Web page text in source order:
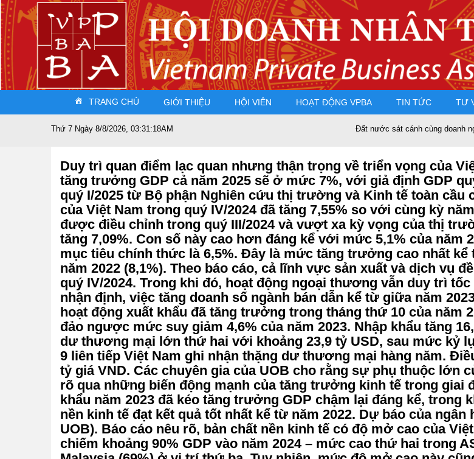
TRANG CHỦ GIỚI THIỆU HỘI VIÊN HOẠT ĐỘNG VPBA TIN TỨC TƯ
Thứ 7 Ngày 8/8/2026, 03:31:19AM Đất nước sát cánh cùng doanh nghiệp
Duy trì quan điểm lạc quan nhưng thận trọng về triển vọng của
tăng trưởng GDP cả năm 2025 sẽ ở mức 7%, với giả định GDP
quý I/2025 từ Bộ phận Nghiên cứu thị trường và Kinh tế toàn cầu
của Việt Nam trong quý IV/2024 đã tăng 7,55% so với cùng kỳ
được điều chỉnh trong quý III/2024 và vượt xa kỳ vọng của thị
tăng 7,09%. Con số này cao hơn đáng kể với mức 5,1% của
mục tiêu chính thức là 6,5%. Đây là mức tăng trưởng cao nhất
năm 2022 (8,1%). Theo báo cáo, cả lĩnh vực sản xuất và dịch vụ
quý IV/2024. Trong khi đó, hoạt động ngoại thương vẫn duy trì
nhận định, việc tăng doanh số ngành bán dẫn kể từ giữa năm
hoạt động xuất khẩu đã tăng trưởng trong tháng thứ 10 của năm
đảo ngược mức suy giảm 4,6% của năm 2023. Nhập khẩu tăng
dư thương mại lớn thứ hai với khoảng 23,9 tỷ USD, sau mức kỷ
9 liên tiếp Việt Nam ghi nhận thặng dư thương mại hàng năm.
tỷ giá VND. Các chuyên gia của UOB cho rằng sự phụ thuộc lớn
rõ qua những biến động mạnh của tăng trưởng kinh tế trong giai
khẩu năm 2023 đã kéo tăng trưởng GDP chậm lại đáng kể, trong
nền kinh tế đạt kết quả tốt nhất kể từ năm 2022. Dự báo của ngân
UOB). Báo cáo nêu rõ, bản chất nền kinh tế có độ mở cao của
chiếm khoảng 90% GDP vào năm 2024 – mức cao thứ hai trong